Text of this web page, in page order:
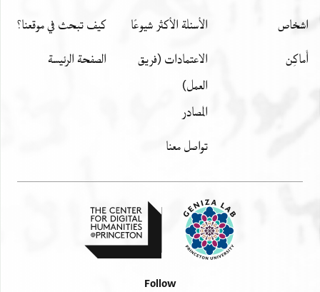
اشخاص
أَماكِن
الأسئلة الأكثر شيوعًا
الاعتمادات (فريق
العمل)
المصادر
تواصل معنا
كيف تبحث في موقعنا؟
الصفحة الرئيسة
Follow